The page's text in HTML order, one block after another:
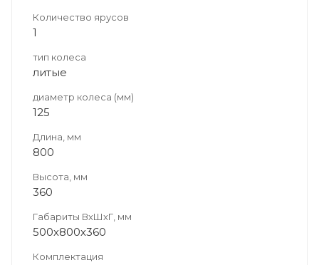
Количество ярусов
1
тип колеса
литые
диаметр колеса (мм)
125
Длина, мм
800
Высота, мм
360
Габариты ВхШхГ, мм
500х800х360
Комплектация